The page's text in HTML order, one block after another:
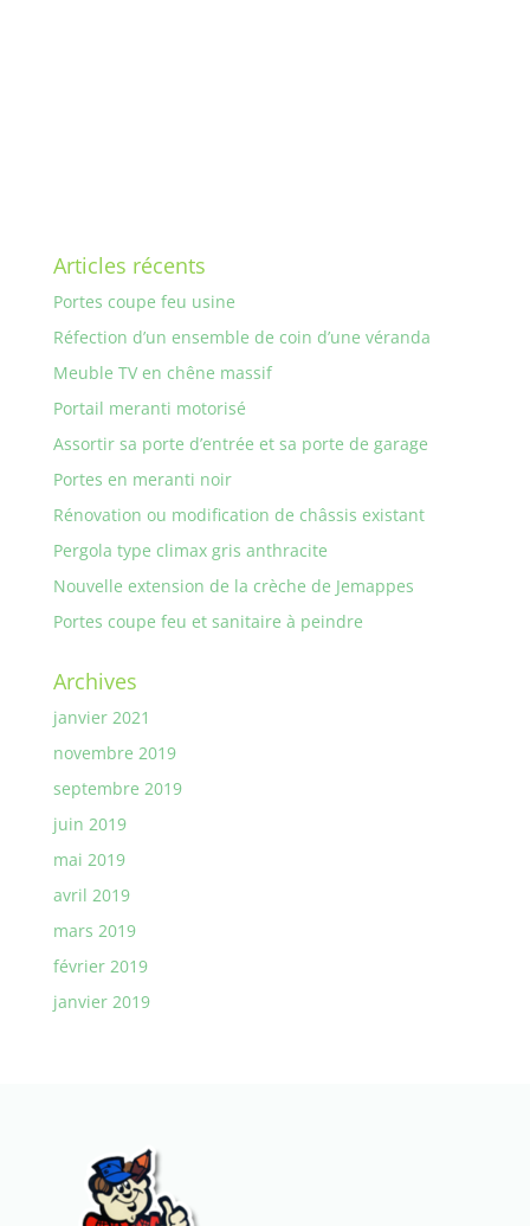
Articles récents
Portes coupe feu usine
Réfection d’un ensemble de coin d’une véranda
Meuble TV en chêne massif
Portail meranti motorisé
Assortir sa porte d’entrée et sa porte de garage
Portes en meranti noir
Rénovation ou modification de châssis existant
Pergola type climax gris anthracite
Nouvelle extension de la crèche de Jemappes
Portes coupe feu et sanitaire à peindre
Archives
janvier 2021
novembre 2019
septembre 2019
juin 2019
mai 2019
avril 2019
mars 2019
février 2019
janvier 2019